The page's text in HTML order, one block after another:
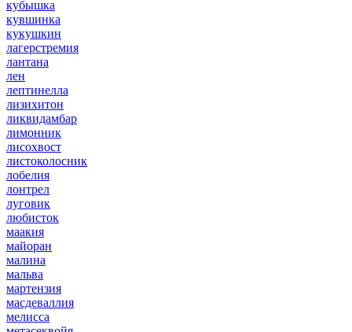
кубышка
кувшинка
кукушкин
лагерстремия
лантана
лен
лептинелла
лизихитон
ликвидамбар
лимонник
лисохвост
листоколосник
лобелия
лонтрел
луговик
любисток
маакия
майоран
малина
мальва
мартензия
масдеваллия
мелисса